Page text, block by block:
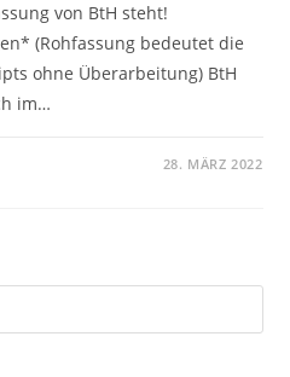
von BtH steht!
(Rohfassung bedeutet die
ohne Überarbeitung) BtH
im…
28. MÄRZ 2022